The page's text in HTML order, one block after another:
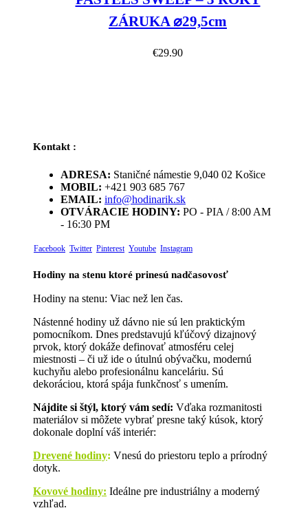
ZÁRUKA ⌀29,5cm
€29.90
Kontakt :
ADRESA: Staničné námestie 9,040 02 Košice
MOBIL: +421 903 685 767
EMAIL: info@hodinarik.sk
OTVÁRACIE HODINY: PO - PIA / 8:00 AM
- 16:30 PM
Facebook Twitter Pinterest Youtube Instagram
Hodiny na stenu ktoré prinesú nadčasovosť
Hodiny na stenu: Viac než len čas.
Nástenné hodiny už dávno nie sú len praktickým
pomocníkom. Dnes predstavujú kľúčový dizajnový
prvok, ktorý dokáže definovať atmosféru celej
miestnosti – či už ide o útulnú obývačku, modernú
kuchyňu alebo profesionálnu kanceláriu. Sú
dekoráciou, ktorá spája funkčnosť s umením.
Nájdite si štýl, ktorý vám sedí: Vďaka rozmanitosti
materiálov si môžete vybrať presne taký kúsok, ktorý
dokonale doplní váš interiér:
Drevené hodiny: Vnesú do priestoru teplo a prírodný
dotyk.
Kovové hodiny: Ideálne pre industriálny a moderný
vzhľad.